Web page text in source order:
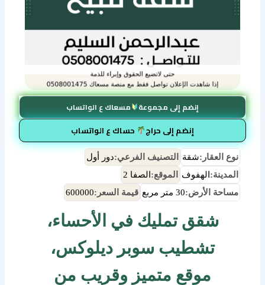
إنضم إلى مجموعة مسعاك ع الواتساب
إنضم إلى حراج حساك ع الواتساب
نوع العقار:شقة التصنيف الفرعي:دور أول
المدينة: الهفوف الموقع: الصفا 2
مساحة الأرض:30 متر مربع قيمة السعر:600000
شقق تمليك في الأحساء،
تشطيب سوبر ديلوكس،
موقع متميز وقريب من